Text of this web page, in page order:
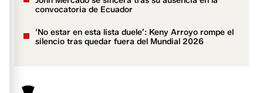
convocatoria de Ecuador
‘No estar en esta lista duele’: Keny Arroyo rompe el
silencio tras quedar fuera del Mundial 2026